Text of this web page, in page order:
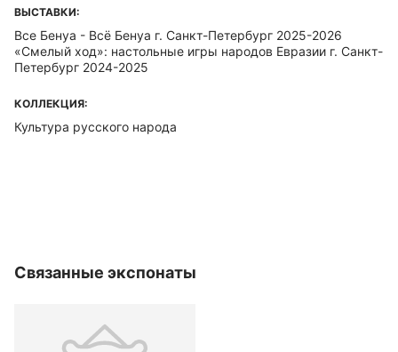
ВЫСТАВКИ:
Все Бенуа - Всё Бенуа г. Санкт-Петербург 2025-2026
«Смелый ход»: настольные игры народов Евразии г. Санкт-
Петербург 2024-2025
КОЛЛЕКЦИЯ:
Культура русского народа
Связанные экспонаты